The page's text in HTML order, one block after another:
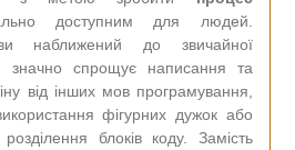
доступним для людей.
наближений до звичайної
значно спрощує написання та
від інших мов програмування,
фігурних дужок або
блоків коду. Замість